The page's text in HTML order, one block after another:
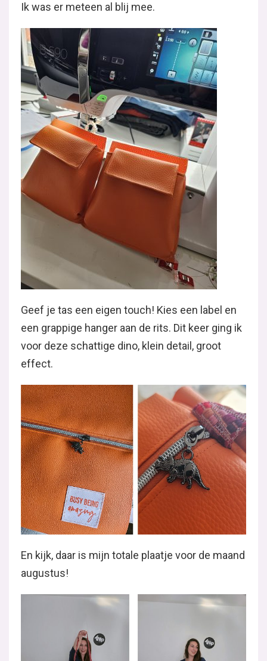
Ik was er meteen al blij mee.
Geef je tas een eigen touch! Kies een label en
een grappige hanger aan de rits. Dit keer ging ik
voor deze schattige dino, klein detail, groot
effect.
En kijk, daar is mijn totale plaatje voor de maand
augustus!